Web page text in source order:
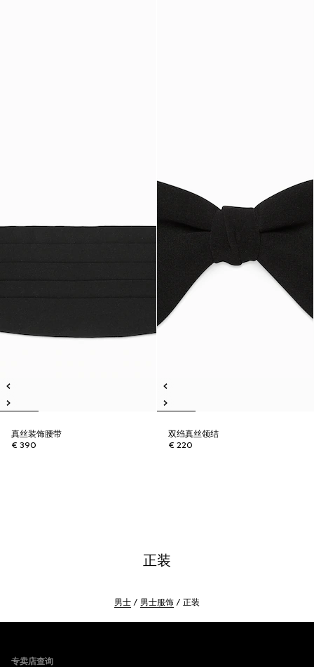
真丝装饰腰带
€ 390
双绉真丝领结
€ 220
正装
男士 男士服饰 正装
专卖店查询